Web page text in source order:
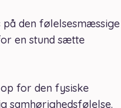
på den følelsesmæssige
en stund sætte
for den fysiske
samhørighedsfølelse.